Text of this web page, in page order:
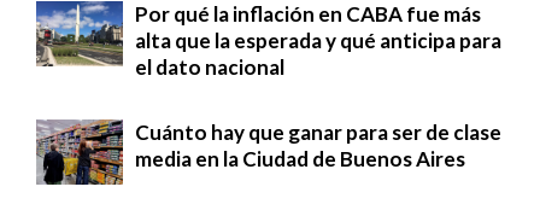
Por qué la inflación en CABA fue más
alta que la esperada y qué anticipa para
el dato nacional
Cuánto hay que ganar para ser de clase
media en la Ciudad de Buenos Aires